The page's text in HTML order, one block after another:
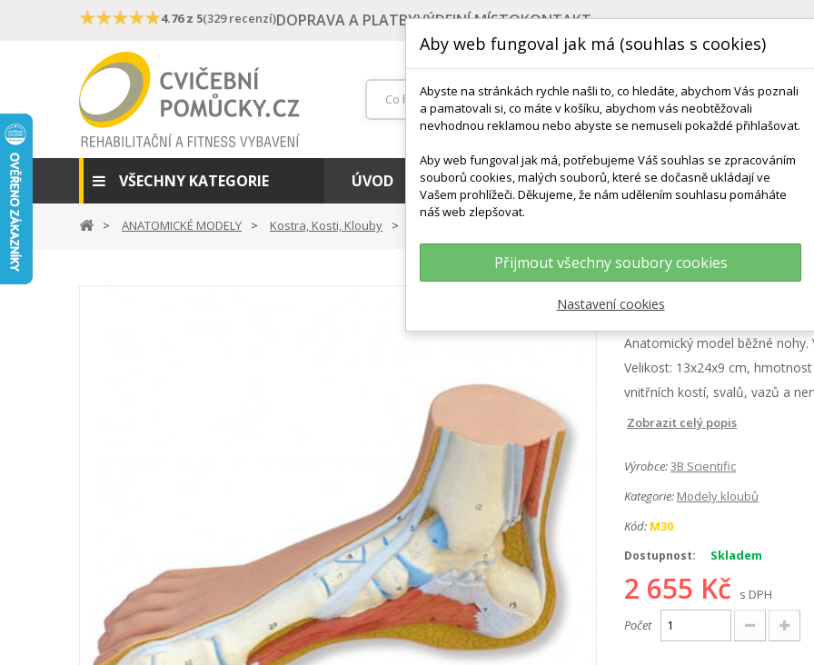
★★★★★4.76 z 5(329 recenzí)DOPRAVA A PLATBYVÝDEJNÍ MÍSTOKONTAKT
VŠECHNY KATEGORIE ÚVOD NEJPRODÁVANĚJŠÍ POMŮCKY DO VODY
ANATOMICKÉ MODELY Kostra, Kosti, Klouby
Model nohy -
Anatomický model běžné
Velikost: 13x24x9 cm,
vnitřních kostí, svalů, vazů a
Zobrazit celý popis
Výrobce:3B Scientific
Kategorie: Modely kloubů
Kód: M30
Dostupnost: Skladem
2 655 Kč
s DPH
Počet
Aby web fungoval jak má (souhlas s cookies)
Abyste na stránkách rychle našli to, co hledáte, abychom Vás poznali
a pamatovali si, co máte v košíku, abychom vás neobtěžovali
nevhodnou reklamou nebo abyste se nemuseli pokaždé přihlašovat.
Aby web fungoval jak má, potřebujeme Váš souhlas se zpracováním
souborů cookies, malých souborů, které se dočasně ukládají ve
Vašem prohlížeči. Děkujeme, že nám udělením souhlasu pomáháte
náš web zlepšovat.
Přijmout všechny soubory cookies
Nastavení cookies